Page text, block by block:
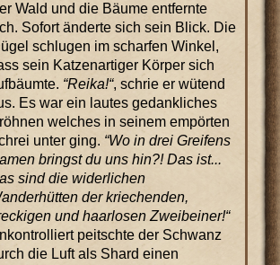
Wald und die Bäume entfernte
Sofort änderte sich sein Blick. Die
schlugen im scharfen Winkel,
sein Katzenartiger Körper sich
“Reika!“, schrie er wütend
Es war ein lautes gedankliches
welches in seinem empörten
unter ging. “Wo in drei Greifens
bringst du uns hin?! Das ist...
sind die widerlichen
der kriechenden,
und haarlosen Zweibeiner!“
peitschte der Schwanz
die Luft als Shard einen